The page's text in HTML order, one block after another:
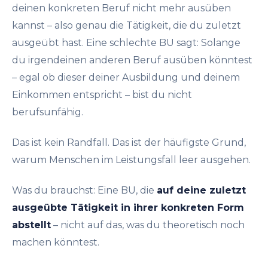
deinen konkreten Beruf nicht mehr ausüben
kannst – also genau die Tätigkeit, die du zuletzt
ausgeübt hast. Eine schlechte BU sagt: Solange
du irgendeinen anderen Beruf ausüben könntest
– egal ob dieser deiner Ausbildung und deinem
Einkommen entspricht – bist du nicht
berufsunfähig.
Das ist kein Randfall. Das ist der häufigste Grund,
warum Menschen im Leistungsfall leer ausgehen.
Was du brauchst: Eine BU, die auf deine zuletzt
ausgeübte Tätigkeit in ihrer konkreten Form
abstellt – nicht auf das, was du theoretisch noch
machen könntest.